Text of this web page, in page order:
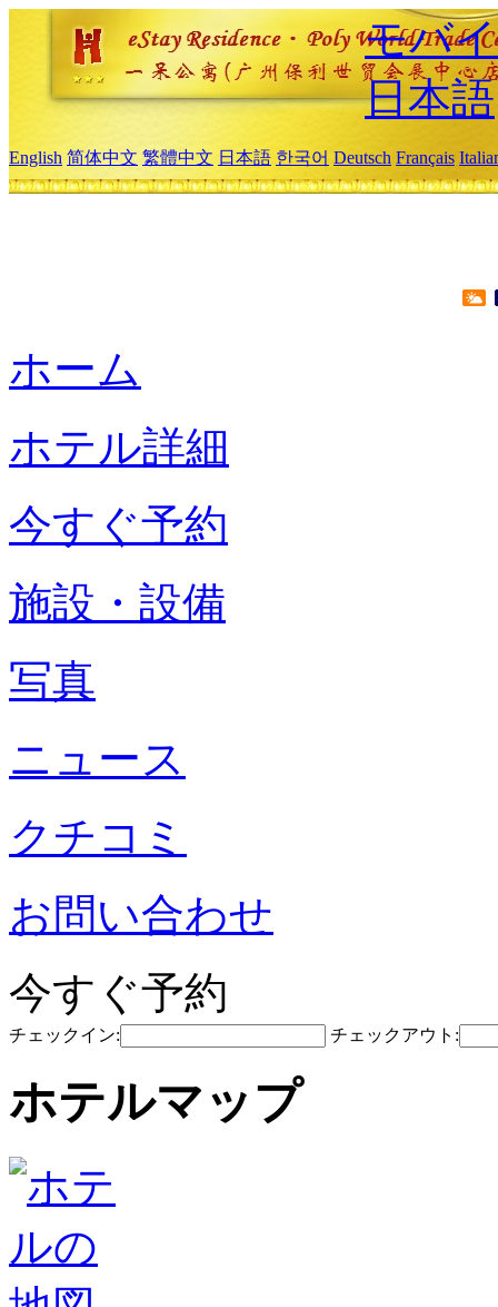
モバ
日本語
English 简体中文 繁體中文 日本語 한국어 Deutsch Français
ホーム
ホテル詳細
今すぐ予約
施設・設備
写真
ニュース
クチコミ
お問い合わせ
今すぐ予約
チェックイン: チェックアウト:
ホテルマップ